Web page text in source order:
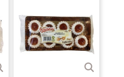
il…
è arrivato. Lo consiglio. Bravi
22/09/2019